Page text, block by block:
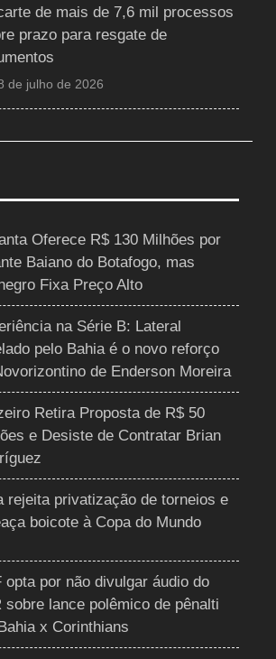
de mais de 7,6 mil processos
prazo para resgate de
de julho de 2026
Oferece R$ 130 Milhões por
Baiano do Botafogo, mas
Fixa Preço Alto
na Série B: Lateral
pelo Bahia é o novo reforço
de Enderson Moreira
Retira Proposta de R$ 50
e Desiste de Contratar Brian
rejeita privatização de torneios e
boicote à Copa do Mundo
opta por não divulgar áudio do
sobre lance polêmico de pênalti
x Corinthians